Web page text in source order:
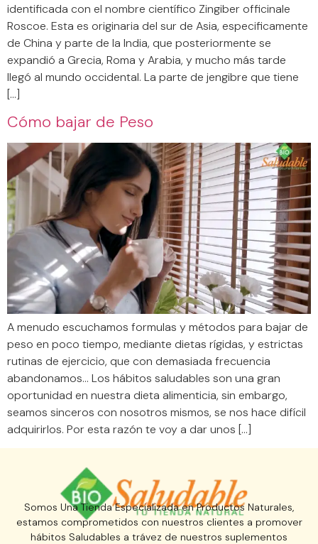
identificada con el nombre científico Zingiber officinale
Roscoe. Esta es originaria del sur de Asia, especificamente
de China y parte de la India, que posteriormente se
expandió a Grecia, Roma y Arabia, y mucho más tarde
llegó al mundo occidental. La parte de jengibre que tiene
[…]
Cómo bajar de Peso
A menudo escuchamos formulas y métodos para bajar de
peso en poco tiempo, mediante dietas rígidas, y estrictas
rutinas de ejercicio, que con demasiada frecuencia
abandonamos… Los hábitos saludables son una gran
oportunidad en nuestra dieta alimenticia, sin embargo,
seamos sinceros con nosotros mismos, se nos hace difícil
adquirirlos. Por esta razón te voy a dar unos […]
Somos Una Tienda Especializada en Productos Naturales,
estamos comprometidos con nuestros clientes a promover
hábitos Saludables a trávez de nuestros suplementos